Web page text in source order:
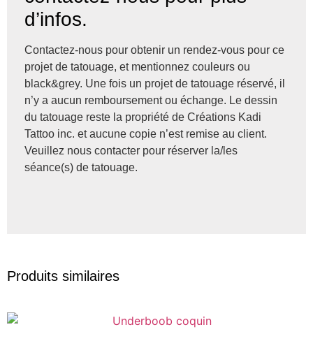
d’infos.
Contactez-nous pour obtenir un rendez-vous pour ce
projet de tatouage, et mentionnez couleurs ou
black&grey. Une fois un projet de tatouage réservé, il
n’y a aucun remboursement ou échange. Le dessin
du tatouage reste la propriété de Créations Kadi
Tattoo inc. et aucune copie n’est remise au client.
Veuillez nous contacter pour réserver la/les
séance(s) de tatouage.
Produits similaires